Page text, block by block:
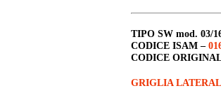
TIPO SW mod. 03/
CODICE ISAM –
CODICE
GRIGLIA